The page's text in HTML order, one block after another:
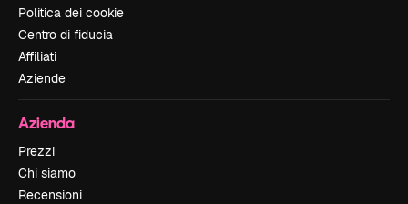
Politica dei cookie
Centro di fiducia
Affiliati
Aziende
Azienda
Prezzi
Chi siamo
Recensioni